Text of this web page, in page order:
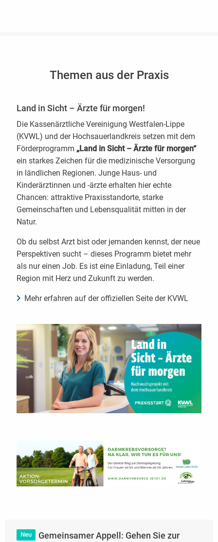
Themen aus der Praxis
Land in Sicht – Ärzte für morgen!
Die Kassenärztliche Vereinigung Westfalen-Lippe
(KVWL) und der Hochsauerlandkreis setzen mit dem
Förderprogramm „Land in Sicht – Ärzte für morgen“
ein starkes Zeichen für die medizinische Versorgung
in ländlichen Regionen. Junge Haus- und
Kinderärztinnen und -ärzte erhalten hier echte
Chancen: attraktive Praxisstandorte, starke
Gemeinschaften und Lebensqualität mitten in der
Natur.
Ob du selbst Arzt bist oder jemanden kennst, der neue
Perspektiven sucht – dieses Programm bietet mehr
als nur einen Job. Es ist eine Einladung, Teil einer
Region mit Herz und Zukunft zu werden.
Mehr erfahren auf der offiziellen Seite der KVWL
Neu Gemeinsamer Appell: Gehen Sie zur